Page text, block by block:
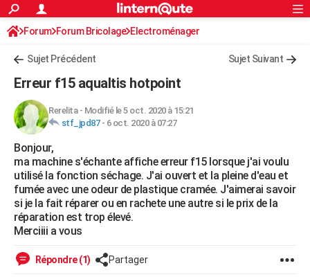
ACTUALITÉS
Politique
Société
Faits Divers
Education
Monde
Villes
+
FINANCE
Retraite
Impôts
Epargne
Immobilier
Risques naturels par ville
Banque
Assurance
Crédit
AUTO
Essais
Réserver un essai
Citadines
Berlines
SUV
Forum auto
+HIGH-TECH
Mobiles
Meilleur smartphone
Internet
Ordinateurs
Jeux vidéo
Guide high-tech
+BRICOLAGE
Forum
Aménagement intérieur
Extérieur
Cuisine
Salle de bains
Jardinage
Rangement
WEEK-END
Art de vivre
Bien-être
Loisirs
Mode
Modes de vie
S'inscrire
Connexion
Forum Forum Bricolage Electroménager
Sujet Précédent Sujet Suivant
Erreur f15 aqualtis hotpoint
Rerelita- Modifié le 5 oct. 2020 à 15:21
stf_jpd87- 6 oct. 2020 à 07:27
Bonjour,
ma machine s'échante affiche erreur f15 lorsque j'ai voulu
utilisé la fonction séchage. J'ai ouvert et la pleine d'eau et
fumée avec une odeur de plastique cramée. J'aimerai savoir
si je la fait réparer ou en rachete une autre si le prix de la
réparation est trop élevé.
Merciiii a vous
Répondre (1) Partager